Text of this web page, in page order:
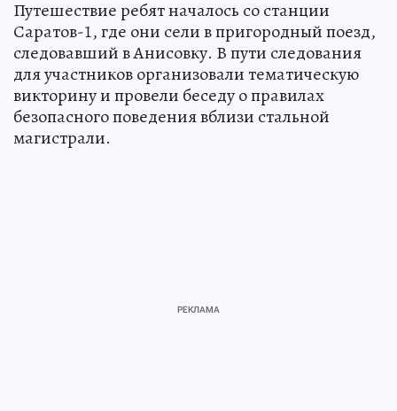
Путешествие ребят началось со станции
Саратов-1, где они сели в пригородный поезд,
следовавший в Анисовку. В пути следования
для участников организовали тематическую
викторину и провели беседу о правилах
безопасного поведения вблизи стальной
магистрали.